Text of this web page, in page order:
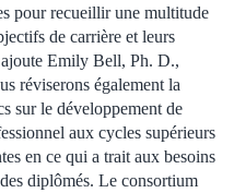
pour recueillir une multitude
de carrière et leurs
Emily Bell, Ph. D.,
réviserons également la
sur le développement de
aux cycles supérieurs
en ce qui a trait aux besoins
diplômés. Le consortium